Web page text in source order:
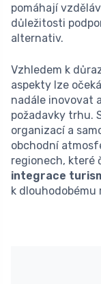
pomáhají
důležitosti
alternativ.
Vzhledem k
aspekty lze
nadále inovovat
požadavky trhu.
organizací a
obchodní
regionech, které
integrace
k dlouhodobému